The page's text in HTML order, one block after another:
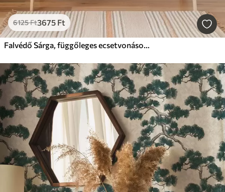
6125Ft3675 Ft
Falvédő Sárga, függőleges ecsetvonások világos háttér előtt